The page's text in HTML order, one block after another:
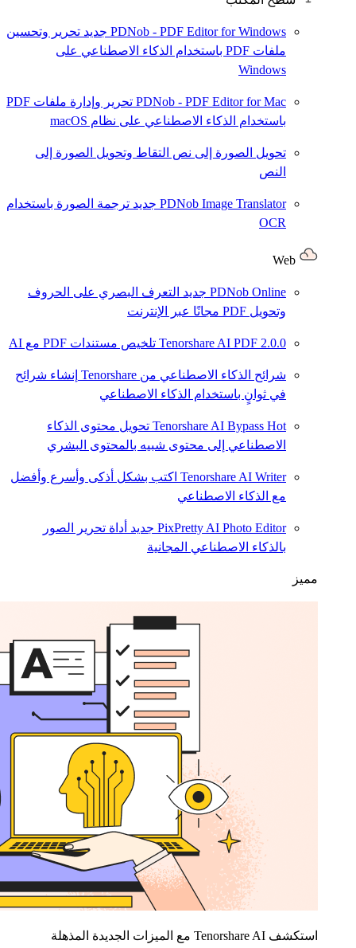
PDNob - PDF Editor for Windows جديد تحرير وتحسين
ملفات PDF باستخدام الذكاء الاصطناعي على
Windows
PDNob - PDF Editor for Mac
تحرير وإدارة ملفات PDF
باستخدام الذكاء الاصطناعي على نظام macOS
تحويل الصورة إلى نص التقاط وتحويل الصورة إلى
النص
PDNob Image Translator جديد ترجمة الصورة باستخدام
OCR
PDNob Online جديد التعرف البصري على الحروف
وتحويل PDF مجانًا عبر الإنترنت
Tenorshare AI PDF 2.0.0 تلخيص مستندات PDF مع AI
شرائح الذكاء الاصطناعي من Tenorshare
إنشاء شرائح
في ثوانٍ باستخدام الذكاء الاصطناعي
Tenorshare AI Bypass Hot
تحويل محتوى الذكاء
الاصطناعي إلى محتوى شبيه بالمحتوى البشري
Tenorshare AI Writer اكتب بشكل أذكى وأسرع وأفضل
مع الذكاء الاصطناعي
PixPretty AI Photo Editor جديد أداة تحرير الصور
بالذكاء الاصطناعي المجانية
مميز
استكشف Tenorshare AI مع الميزات الجديدة المذهلة